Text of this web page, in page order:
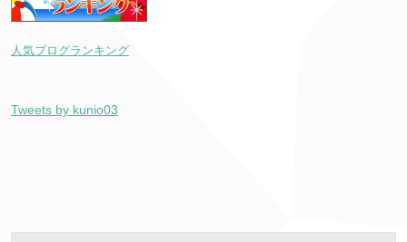
人気ブログランキング
Tweets by kunio03